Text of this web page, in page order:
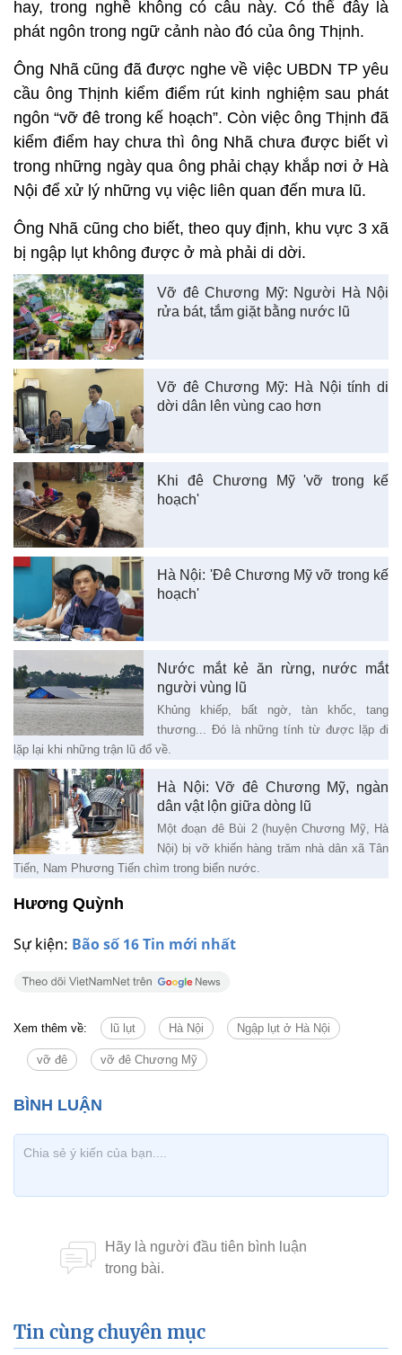
Sự kiện: Bão số 16 Tin mới nhất
hay, trong nghề không có câu này. Có thể đây là
phát ngôn trong ngữ cảnh nào đó của ông Thịnh.
Ông Nhã cũng đã được nghe về việc UBDN TP yêu
cầu ông Thịnh kiểm điểm rút kinh nghiệm sau phát
ngôn “vỡ đê trong kế hoạch”. Còn việc ông Thịnh đã
kiểm điểm hay chưa thì ông Nhã chưa được biết vì
trong những ngày qua ông phải chạy khắp nơi ở Hà
Nội để xử lý những vụ việc liên quan đến mưa lũ.
Ông Nhã cũng cho biết, theo quy định, khu vực 3 xã
bị ngập lụt không được ở mà phải di dời.
Vỡ đê Chương Mỹ: Người Hà Nội
rửa bát, tắm giặt bằng nước lũ
Vỡ đê Chương Mỹ: Hà Nội tính di
dời dân lên vùng cao hơn
Khi đê Chương Mỹ 'vỡ trong kế
hoạch'
Hà Nội: 'Đê Chương Mỹ vỡ trong kế
hoạch'
Nước mắt kẻ ăn rừng, nước mắt
người vùng lũ
Khủng khiếp, bất ngờ, tàn khốc, tang
thương... Đó là những tính từ được lặp đi
lặp lại khi những trận lũ đổ về.
Hà Nội: Vỡ đê Chương Mỹ, ngàn
dân vật lộn giữa dòng lũ
Một đoạn đê Bùi 2 (huyện Chương Mỹ, Hà
Nội) bị vỡ khiến hàng trăm nhà dân xã Tân
Tiến, Nam Phương Tiến chìm trong biển nước.
Hương Quỳnh
Xem thêm về: lũ lụt Hà Nội Ngập lụt ở Hà Nội
vỡ đê vỡ đê Chương Mỹ
Tin cùng chuyên mục